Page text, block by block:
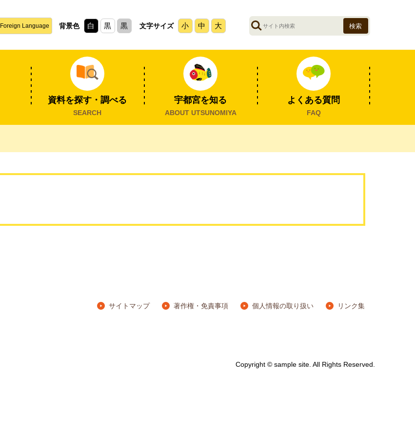
Foreign Language 背景色 白 黒 黒 文字サイズ 小 中 大
サ
イ
ト
資料を探す・調べる
SEARCH
宇都宮を知る
ABOUT UTSUNOMIYA
よくある質問
FAQ
サイトマップ 著作権・免責事項 個人情報の取り扱い リンク集
Copyright © sample site. All Rights Reserved.